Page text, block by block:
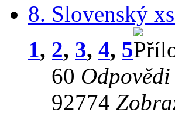
8. Slovenský
1, 2, 3, 4, 5
60 Odpovědi
92774